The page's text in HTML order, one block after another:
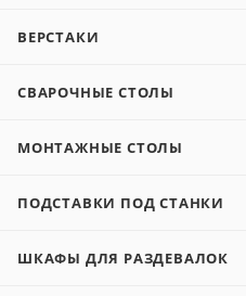
ВЕРСТАКИ
СВАРОЧНЫЕ СТОЛЫ
МОНТАЖНЫЕ СТОЛЫ
ПОДСТАВКИ ПОД СТАНКИ
ШКАФЫ ДЛЯ РАЗДЕВАЛОК